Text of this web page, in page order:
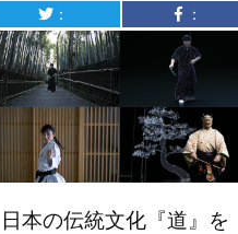
： ：
日本の伝統文化『道』を